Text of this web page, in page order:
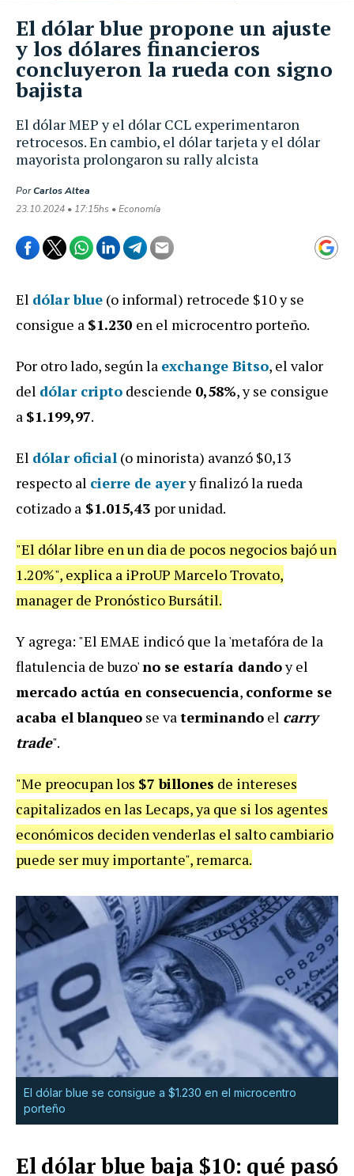
El dólar MEP y el dólar CCL experimentaron
retrocesos. En cambio, el dólar tarjeta y el dólar
mayorista prolongaron su rally alcista
PorCarlos Altea
23.10.2024 • 17:15hs • Economía
El dólar blue propone un ajuste
y los dólares financieros
concluyeron la rueda con signo
bajista
El dólar blue (o informal) retrocede $10 y se
consigue a $1.230 en el microcentro porteño.
Por otro lado, según la exchange Bitso, el valor
del dólar cripto desciende 0,58%, y se consigue
a $1.199,97.
El dólar oficial (o minorista) avanzó $0,13
respecto al cierre de ayery finalizó la rueda
cotizado a $1.015,43 por unidad.
"El dólar libre en un dia de pocos negocios bajó un
1.20%", explica a iProUP Marcelo Trovato,
manager de Pronóstico Bursátil.
Y agrega: "El EMAE indicó que la 'metafóra de la
flatulencia de buzo'no se estaría dandoy el
mercado actúa en consecuencia, conforme se
acaba el blanqueo se vaterminando el carry
trade".
"Me preocupan los $7 billones de intereses
capitalizados en las Lecaps, ya que si los agentes
económicos deciden venderlas el salto cambiario
puede ser muy importante", remarca.
El dólar blue se consigue a $1.230 en el microcentro
porteño
El dólar blue baja $10: qué pasó